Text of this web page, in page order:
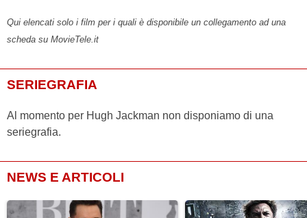
Qui elencati solo i film per i quali è disponibile un collegamento ad una
scheda su MovieTele.it
SERIEGRAFIA
Al momento per Hugh Jackman non disponiamo di una
seriegrafia.
NEWS E ARTICOLI